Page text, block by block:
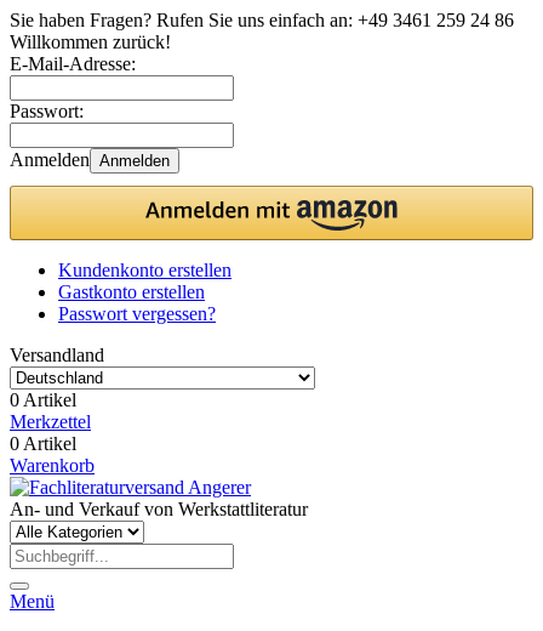
Sie haben Fragen? Rufen Sie uns einfach an: +49 3461 259 24 86
Willkommen zurück!
E-Mail-Adresse:
Passwort:
Anmelden Anmelden
Kundenkonto erstellen
Gastkonto erstellen
Passwort vergessen?
Versandland
0 Artikel
Merkzettel
0 Artikel
Warenkorb
An- und Verkauf von Werkstattliteratur
Menü